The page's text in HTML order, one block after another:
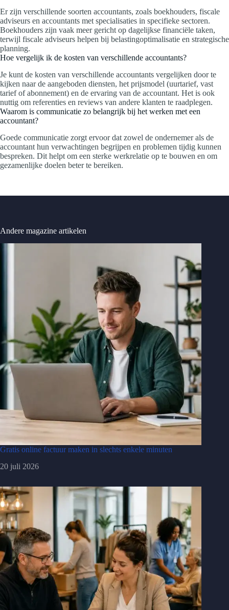
Er zijn verschillende soorten accountants, zoals boekhouders, fiscale
adviseurs en accountants met specialisaties in specifieke sectoren.
Boekhouders zijn vaak meer gericht op dagelijkse financiële taken,
terwijl fiscale adviseurs helpen bij belastingoptimalisatie en strategische
planning.
Hoe vergelijk ik de kosten van verschillende accountants?
Je kunt de kosten van verschillende accountants vergelijken door te
kijken naar de aangeboden diensten, het prijsmodel (uurtarief, vast
tarief of abonnement) en de ervaring van de accountant. Het is ook
nuttig om referenties en reviews van andere klanten te raadplegen.
Waarom is communicatie zo belangrijk bij het werken met een
accountant?
Goede communicatie zorgt ervoor dat zowel de ondernemer als de
accountant hun verwachtingen begrijpen en problemen tijdig kunnen
bespreken. Dit helpt om een sterke werkrelatie op te bouwen en om
gezamenlijke doelen beter te bereiken.
Andere magazine artikelen
Gratis online factuur maken in slechts enkele minuten
20 juli 2026